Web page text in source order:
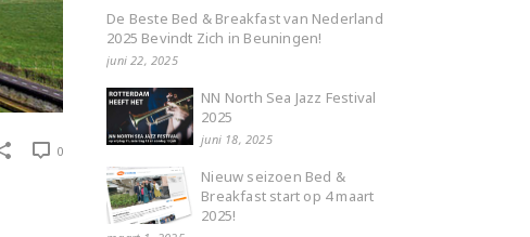
0
De Beste Bed & Breakfast van Nederland
2025 Bevindt Zich in Beuningen!
juni 22, 2025
NN North Sea Jazz Festival
2025
juni 18, 2025
Nieuw seizoen Bed &
Breakfast start op 4 maart
2025!